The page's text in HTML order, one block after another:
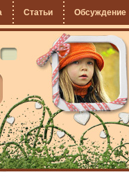
Статьи Обсуждение